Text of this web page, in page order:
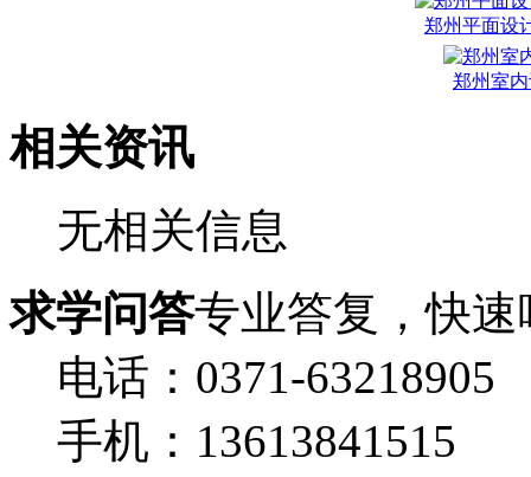
郑州平面设
郑州室
相关资讯
无相关信息
求学问答专业答复，快速
电话：0371-63218905
手机：13613841515